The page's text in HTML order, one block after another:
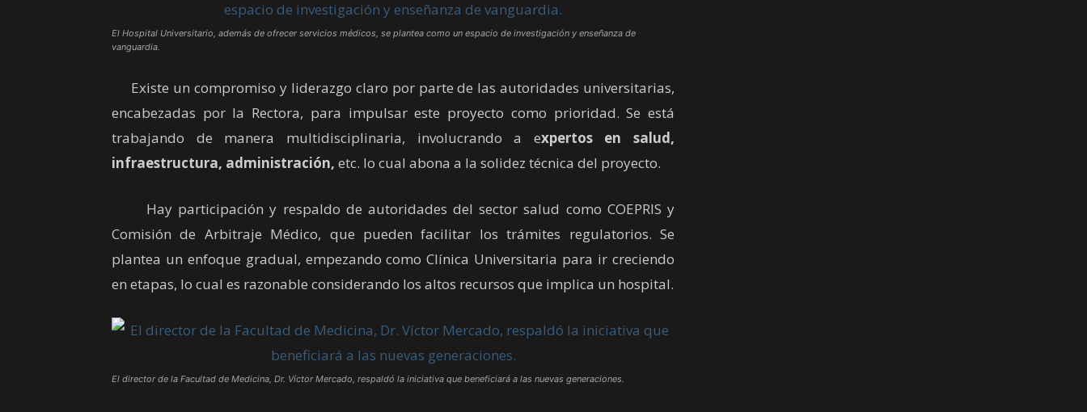
El Hospital Universitario, además de ofrecer servicios médicos, se plantea como un espacio de investigación y enseñanza de
vanguardia.
Existe un compromiso y liderazgo claro por parte de las autoridades universitarias,
encabezadas por la Rectora, para impulsar este proyecto como prioridad. Se está
trabajando de manera multidisciplinaria, involucrando a expertos en salud,
infraestructura, administración, etc. lo cual abona a la solidez técnica del proyecto.
Hay participación y respaldo de autoridades del sector salud como COEPRIS y
Comisión de Arbitraje Médico, que pueden facilitar los trámites regulatorios. Se
plantea un enfoque gradual, empezando como Clínica Universitaria para ir creciendo
en etapas, lo cual es razonable considerando los altos recursos que implica un hospital.
El director de la Facultad de Medicina, Dr. Víctor Mercado, respaldó la iniciativa que beneficiará a las nuevas generaciones.